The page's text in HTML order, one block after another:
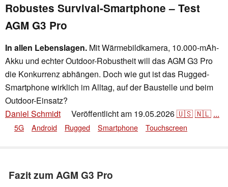
Robustes Survival-Smartphone – Test
AGM G3 Pro
In allen Lebenslagen. Mit Wärmebildkamera, 10.000-mAh-
Akku und echter Outdoor-Robustheit will das AGM G3 Pro
die Konkurrenz abhängen. Doch wie gut ist das Rugged-
Smartphone wirklich im Alltag, auf der Baustelle und beim
Outdoor-Einsatz?
Daniel Schmidt
Veröffentlicht am 19.05.2026🇺🇸🇳🇱 ...
5G Android Rugged Smartphone Touchscreen
Fazit zum AGM G3 Pro